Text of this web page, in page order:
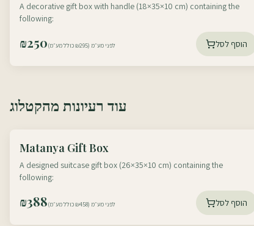
A decorative gift box with handle (18×35×10 cm) containing the
following:
₪250 לפני מע״מ (₪295 כולל מע״מ) הוסף לסל
עוד רעיונות מהקטלוג
Matanya Gift Box
A designed suitcase gift box (26×35×10 cm) containing the
following:
₪388 לפני מע״מ (₪458 כולל מע״מ) הוסף לסל